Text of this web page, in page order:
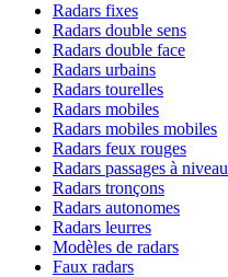
Radars fixes
Radars double sens
Radars double face
Radars urbains
Radars tourelles
Radars mobiles
Radars mobiles mobiles
Radars feux rouges
Radars passages à niveau
Radars tronçons
Radars autonomes
Radars leurres
Modèles de radars
Faux radars